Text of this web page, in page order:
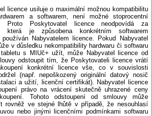
licence usiluje o maximální možnou kompatibilitu
a softwarem, není možné stoprocentní
Proto Poskytovatel licence neodpovídá za
která je způsobena konkrétním softwarem
Nabyvatelem licence. Pokud Nabyvatel
v důsledku nekompatibility hardwaru či softwaru
s MIUč+ užít, může Nabyvatel licence od
odstoupit tím, že Poskytovateli licence vrátí
konkrétní licence vše, co v souvislosti
(např. nepoškozený originální datový nosič
a užití, licenční certifikát). Nabyvatel licence
právo na vrácení skutečně uhrazené ceny
Tohoto odstoupení od smlouvy může
rovněž ve stejné lhůtě v případě, že nesouhlasí
nebo jinými licenčními podmínkami softwaru